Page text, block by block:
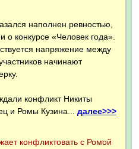
наполнен ревностью,
о конкурсе «Человек года».
напряжение между
начинают
конфликт Никиты
и Ромы Кузина... далее>>>
конфликтовать с Ромой